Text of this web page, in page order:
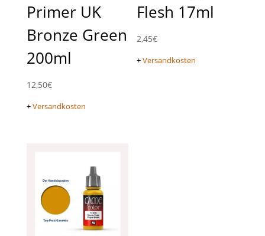
Primer UK
Bronze Green
200ml
12,50€
+Versandkosten
Flesh 17ml
2,45€
+Versandkosten